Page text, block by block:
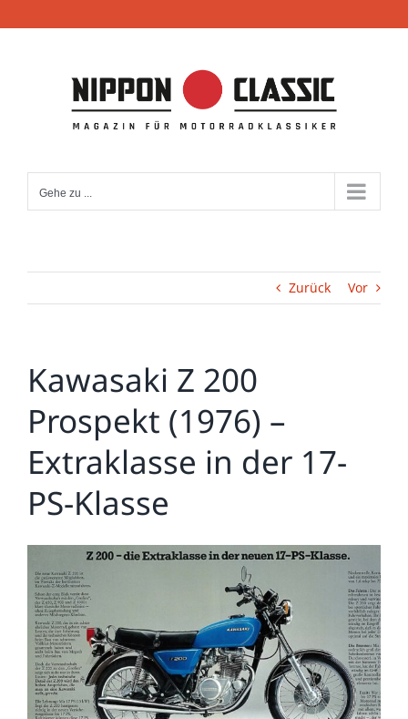
Inhalt
Gehe zu ...
Zurück Vor
Kawasaki Z 200
Prospekt (1976) –
Extraklasse in der 17-
PS-Klasse
grösseres
Bild